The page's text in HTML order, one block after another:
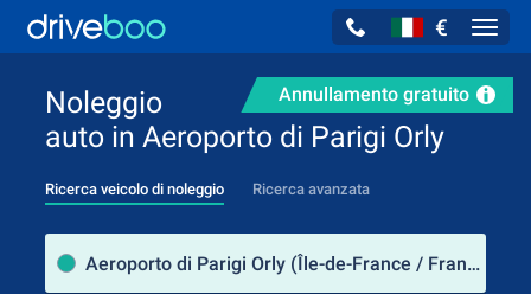
€
Annullamento gratuito
Noleggio
auto in Aeroporto di Parigi Orly
Ricerca veicolo di noleggio Ricerca avanzata
Aeroporto di Parigi Orly (Île-de-France / Francia)